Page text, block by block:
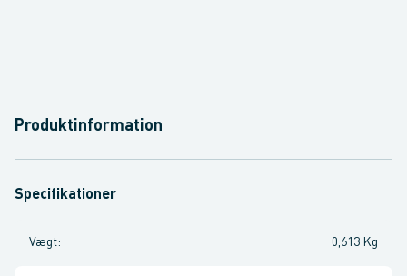
Produktinformation
Specifikationer
Vægt: 0,613 Kg